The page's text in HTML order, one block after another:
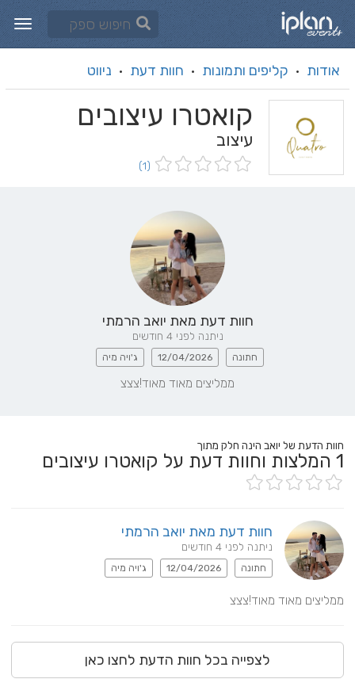
אודות · קליפים ותמונות · חוות דעת · ניווט
קואטרו עיצובים
עיצוב
(1)
חוות דעת מאת יואב הרמתי
ניתנה לפני 4 חודשים
חתונה 12/04/2026 ג'ויה מיה
ממליצים מאוד מאוד!צצצ
חוות הדעת של יואב הינה חלק מתוך
1 המלצות וחוות דעת על קואטרו עיצובים
חוות דעת מאת יואב הרמתי
ניתנה לפני 4 חודשים
חתונה 12/04/2026 ג'ויה מיה
ממליצים מאוד מאוד!צצצ
לצפייה בכל חוות הדעת לחצו כאן